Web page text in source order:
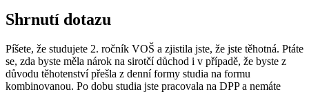
Shrnutí dotazu
Píšete, že studujete 2. ročník VOŠ a zjistila jste, že jste těhotná. Ptáte
se, zda byste měla nárok na sirotčí důchod i v případě, že byste z
důvodu těhotenství přešla z denní formy studia na formu
kombinovanou. Po dobu studia jste pracovala na DPP a nemáte